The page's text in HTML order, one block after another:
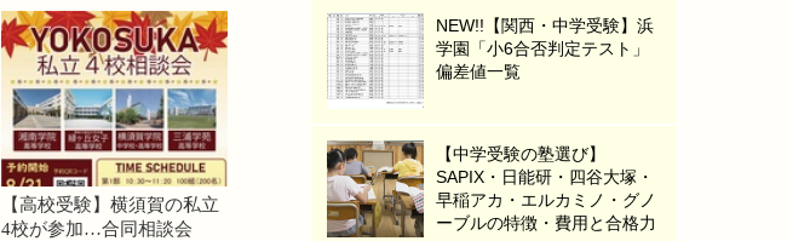
【高校受験】横須賀の私立
4校が参加…合同相談会
NEW!!【関西・中学受験】浜
学園「小6合否判定テスト」
偏差値一覧
【中学受験の塾選び】
SAPIX・日能研・四谷大塚・
早稲アカ・エルカミノ・グノ
ーブルの特徴・費用と合格力